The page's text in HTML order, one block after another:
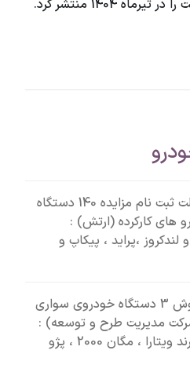
1404 منتشر کرد.
آخرین مهلت ثبت نام مزایده 140 دستگاه
های کارکرده (ارتش) :
،پراید ، پیکاپ و
مزایده فروش 3 دستگاه خودروی سواری
مدیریت طرح و توسعه) :
سوزوکی گرند ویتارا ، مگان 2000 ، پژو